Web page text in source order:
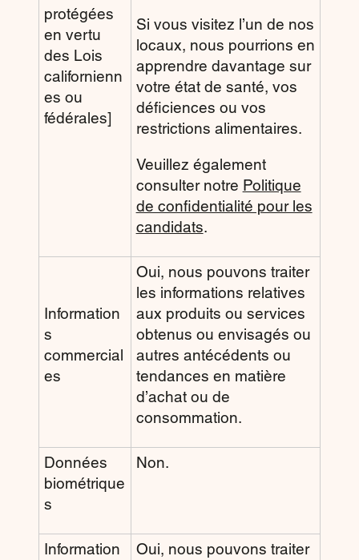
protégées
en vertu
des Lois
californienn
es ou
fédérales]
Si vous visitez l’un de nos
locaux, nous pourrions en
apprendre davantage sur
votre état de santé, vos
déficiences ou vos
restrictions alimentaires.
Veuillez également
consulter notre Politique
de confidentialité pour les
candidats.
Information
s
commercial
es
Oui, nous pouvons traiter
les informations relatives
aux produits ou services
obtenus ou envisagés ou
autres antécédents ou
tendances en matière
d’achat ou de
consommation.
Données
biométrique
s
Non.
Information
Oui, nous pouvons traiter